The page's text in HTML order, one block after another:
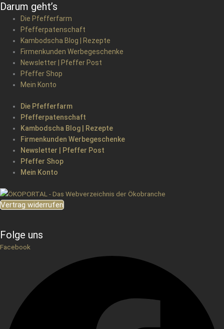
Darum geht’s
Die Pfefferfarm
Pfefferpatenschaft
Kambodscha Blog | Rezepte
Firmenkunden Werbegeschenke
Newsletter | Pfeffer Post
Pfeffer Shop
Mein Konto
Die Pfefferfarm
Pfefferpatenschaft
Kambodscha Blog | Rezepte
Firmenkunden Werbegeschenke
Newsletter | Pfeffer Post
Pfeffer Shop
Mein Konto
Vertrag widerrufen
Folge uns
Facebook